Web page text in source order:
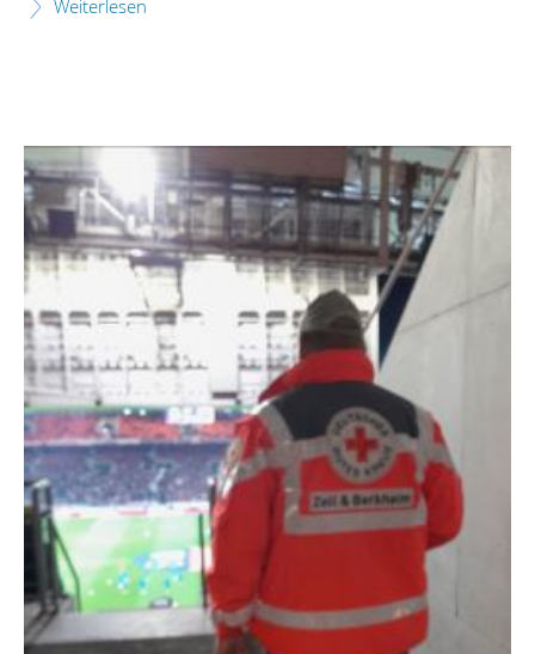
Weiterlesen